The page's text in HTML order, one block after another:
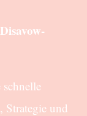
Strategie und